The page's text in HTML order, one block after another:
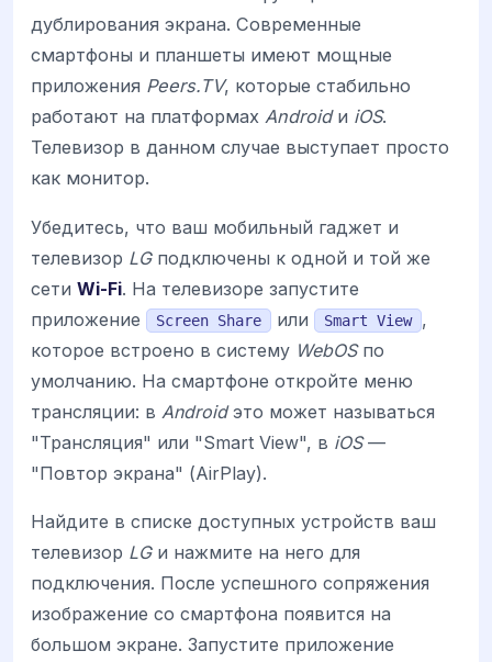
дублирования экрана. Современные
смартфоны и планшеты имеют мощные
приложения Peers.TV, которые стабильно
работают на платформах Androidи iOS.
Телевизор в данном случае выступает просто
как монитор.
Убедитесь, что ваш мобильный гаджет и
телевизор LGподключены к одной и той же
сети Wi-Fi. На телевизоре запустите
приложение
Screen Share или Smart View
,
которое встроено в систему WebOSпо
умолчанию. На смартфоне откройте меню
трансляции: в Androidэто может называться
"Трансляция" или "Smart View", в iOS—
"Повтор экрана" (AirPlay).
Найдите в списке доступных устройств ваш
телевизор LGи нажмите на него для
подключения. После успешного сопряжения
изображение со смартфона появится на
большом экране. Запустите приложение